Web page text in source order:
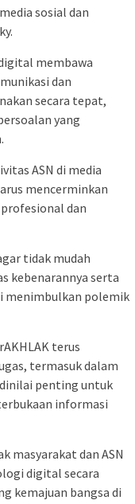
sosial dan
membawa
dan
secara tepat,
yang
ASN di media
mencerminkan
dan
tidak mudah
kebenarannya serta
menimbulkan polemik
terus
termasuk dalam
penting untuk
informasi
masyarakat dan ASN
digital secara
kemajuan bangsa di